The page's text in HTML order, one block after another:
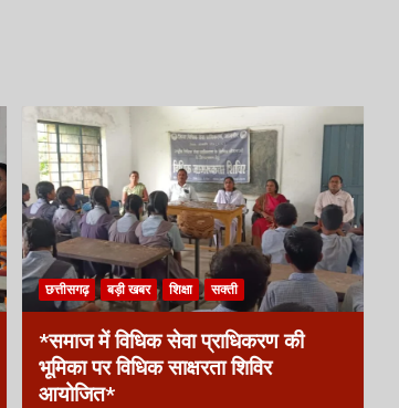
छत्तीसगढ़ बड़ी खबर शिक्षा सक्ती
*समाज में विधिक सेवा प्राधिकरण की
भूमिका पर विधिक साक्षरता शिविर
आयोजित*